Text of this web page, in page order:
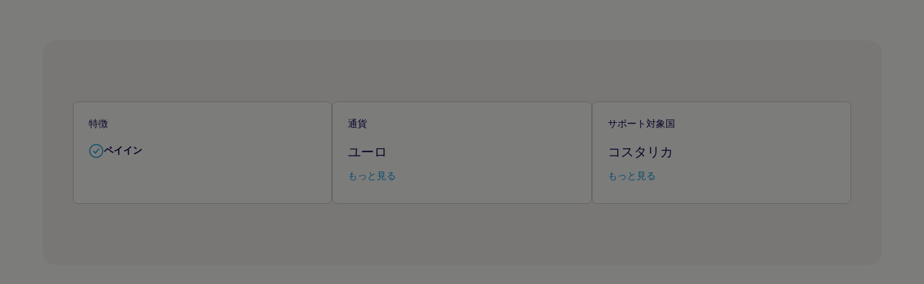
特徴
ペイイン
通貨
ユーロ
もっと見る
サポート対象国
コスタリカ
もっと見る